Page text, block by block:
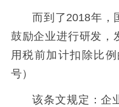
而到了2018年，
鼓励企业进行研发，
用税前加计扣除比
号）
该条文规定：企